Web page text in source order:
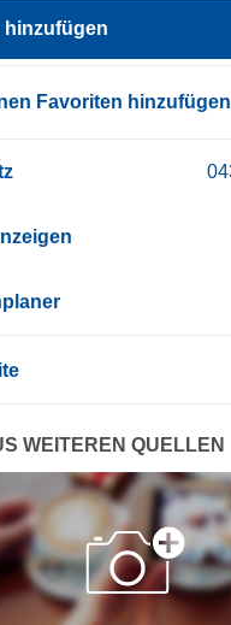
hinzufügen
Favoriten hinzufügen
WEITEREN QUELLEN